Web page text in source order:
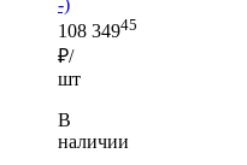
108 34945
₽/
шт
В
наличии